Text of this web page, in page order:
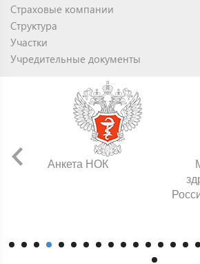
Страховые компании
Структура
Участки
Учредительные документы
Анкета НОК